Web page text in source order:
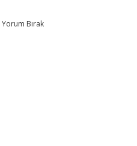
Yorum Bırak